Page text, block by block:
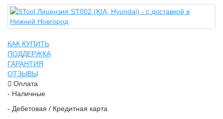
КАК КУПИТЬ
ПОДДЕРЖКА
ГАРАНТИЯ
ОТЗЫВЫ
Оплата
- Наличные
- Дебетовая / Кредитная карта